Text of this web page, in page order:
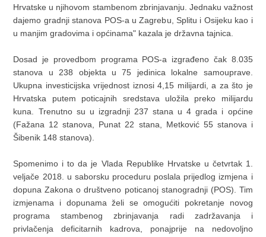
Hrvatske u njihovom stambenom zbrinjavanju. Jednaku važnost
dajemo gradnji stanova POS-a u Zagrebu, Splitu i Osijeku kao i
u manjim gradovima i općinama" kazala je državna tajnica.
Dosad je provedbom programa POS-a izgrađeno čak 8.035
stanova u 238 objekta u 75 jedinica lokalne samouprave.
Ukupna investicijska vrijednost iznosi 4,15 milijardi, a za što je
Hrvatska putem poticajnih sredstava uložila preko milijardu
kuna. Trenutno su u izgradnji 237 stana u 4 grada i općine
(Fažana 12 stanova, Punat 22 stana, Metković 55 stanova i
Šibenik 148 stanova).
Spomenimo i to da je Vlada Republike Hrvatske u četvrtak 1.
veljače 2018. u saborsku proceduru poslala prijedlog izmjena i
dopuna Zakona o društveno poticanoj stanogradnji (POS). Tim
izmjenama i dopunama želi se omogućiti pokretanje novog
programa stambenog zbrinjavanja radi zadržavanja i
privlačenja deficitarnih kadrova, ponajprije na nedovoljno